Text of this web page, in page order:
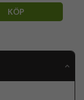
KÖP